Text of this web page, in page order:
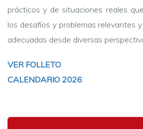
prácticos y de situaciones reales
los desafíos y problemas relevantes
adecuadas desde diversas
VER FOLLETO
CALENDARIO 2026